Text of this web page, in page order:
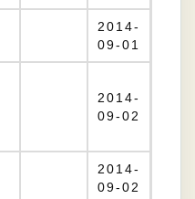
2014-
09-01
2014-
09-02
2014-
09-02